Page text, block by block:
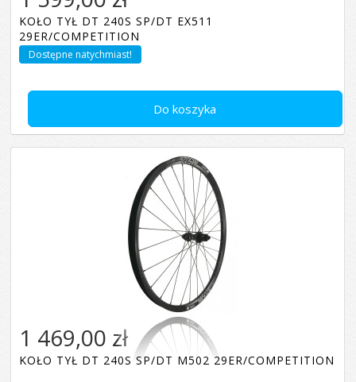
Do koszyka
KOŁO TYŁ DT 240S SP/DT EX511
29ER/COMPETITION
Dostępne natychmiast!
1 469,00 zł
KOŁO TYŁ DT 240S SP/DT M502 29ER/COMPETITION